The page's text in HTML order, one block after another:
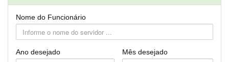
Nome do Funcionário
Ano desejado Mês desejado